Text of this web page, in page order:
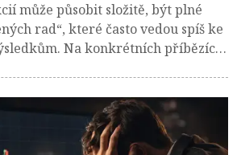
může působit složitě, být plné
rad“, které často vedou spíš ke
příbězích
poplatky a emoce a proč se
v investování většinou rodí z
a dobře nastaveného plánu.